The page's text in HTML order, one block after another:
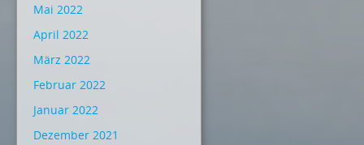
Mai 2022
April 2022
März 2022
Februar 2022
Januar 2022
Dezember 2021